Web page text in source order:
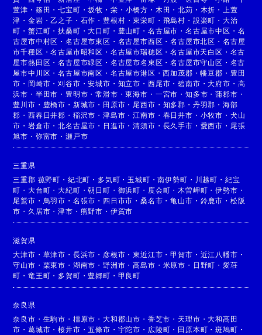
萱津 ・ 篠田 ・七宝町 ・坂牧 ・ 栄 ・ 小橋方 ・ 木田 ・北苅 ・ 木折 ・
上萱
津 ・金岩 ・乙之子 ・ 石作 ・ 豊根村 ・東栄町 ・ 飛島村 ・ 設楽町 ・ 大治
町 ・蟹江町 ・扶桑町 ・大口町 ・ 豊山町 ・ 名古屋市 ・ 名古屋市中区 ・ 名
古屋市中村区 ・名古屋市東区 ・ 名古屋市西区 ・名古屋市北区 ・ 名古屋
市千種区 ・名古屋市昭和区 ・ 名古屋市瑞穂区 ・名古屋市天白区 ・ 名古
屋市熱田区 ・名古屋市緑区 ・ 名古屋市名東区 ・名古屋市守山区 ・ 名古
屋市中川区 ・名古屋市南区 ・ 名古屋市港区 ・西加茂郡 ・幡豆郡 ・ 豊田
市 ・ 岡崎市 ・刈谷市 ・安城市 ・ 知立市 ・ 西尾市 ・碧南市 ・大府市 ・ 高
浜市 ・ 半田市 ・ 豊明市 ・常滑市 ・東海市 ・ 一宮市 ・ 知多市 ・蒲郡市 ・
豊川市 ・ 豊橋市 ・ 新城市 ・ 田原市 ・ 尾西市 ・ 知多郡 ・ 丹羽郡 ・ 海部
郡 ・西春日井郡 ・ 稲沢市 ・津島市 ・江南市 ・ 春日井市 ・ 小牧市 ・ 犬山
市 ・岩倉市 ・北名古屋市 ・ 日進市 ・清須市 ・ 長久手市 ・ 愛西市 ・ 尾張
旭市 ・ 弥富市 ・瀬戸市
三重県
三重郡 菰野町 ・ 紀北町 ・ 多気町 ・ 玉城町 ・南伊勢町 ・ 川越町 ・ 紀宝
町 ・大台町 ・大紀町 ・朝日町 ・ 御浜町 ・ 度会町 ・ 木曽岬町 ・伊勢市 ・
尾鷲市 ・ 鳥羽市 ・ 名張市 ・ 四日市市 ・桑名市 ・亀山市 ・ 鈴鹿市 ・ 松阪
市 ・ 久居市 ・津市 ・ 熊野市 ・ 伊賀市
滋賀県
大津市 ・ 草津市 ・ 長浜市 ・ 彦根市 ・東近江市 ・甲賀市 ・ 近江八幡市 ・
守山市 ・ 栗東市 ・ 湖南市 ・野洲市 ・高島市 ・ 米原市 ・ 日野町 ・ 愛荘
町 ・竜王町 ・ 多賀町 ・ 豊郷町 ・ 甲良町
奈良県
奈良市 ・ 生駒市 ・ 橿原市 ・大和郡山市 ・ 香芝市 ・ 天理市 ・大和高田
市 ・葛城市 ・桜井市 ・五條市 ・ 宇陀市 ・ 広陵町 ・ 田原本町 ・斑鳩町 ・